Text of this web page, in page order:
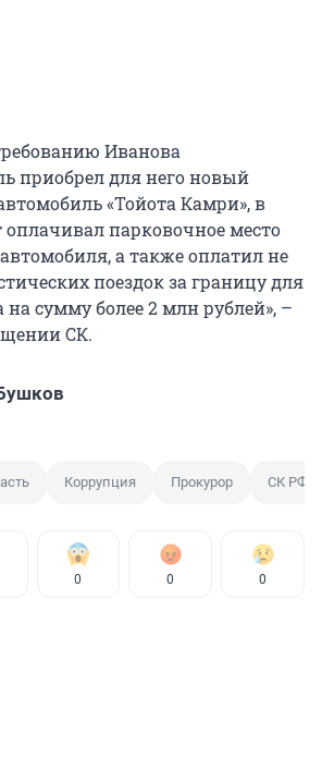
Иванова
приобрел для него новый
«Тойота Камри», в
оплачивал парковочное место
а также оплатил не
поездок за границу для
сумму более 2 млн рублей», –
СК.
Коррупция Прокурор СК РФ
0 0 0